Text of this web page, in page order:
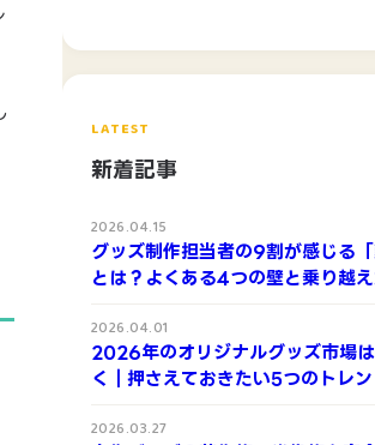
LATEST
新着記事
2026.04.15
グッズ制作担当者の9割が感じる「
とは？よくある4つの壁と乗り越
2026.04.01
2026年のオリジナルグッズ市場
く｜押さえておきたい5つのトレン
2026.03.27